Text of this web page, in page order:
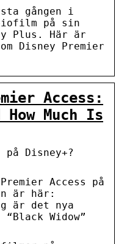
gången i
på sin
Plus. Här är
Disney Premier
Access:
Much Is
Disney+?
Access på
är här:
är det nya
Widow”